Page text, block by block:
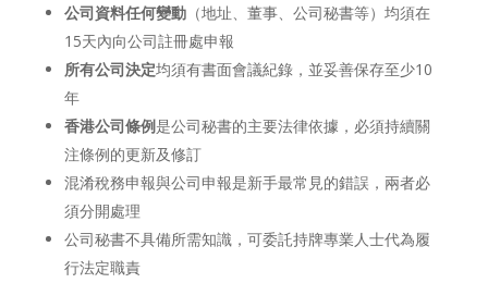
公司資料任何變動（地址、董事、公司秘書等）均須在
15天內向公司註冊處申報
所有公司決定均須有書面會議紀錄，並妥善保存至少10
年
香港公司條例是公司秘書的主要法律依據，必須持續關
注條例的更新及修訂
混淆稅務申報與公司申報是新手最常見的錯誤，兩者必
須分開處理
公司秘書不具備所需知識，可委託持牌專業人士代為履
行法定職責